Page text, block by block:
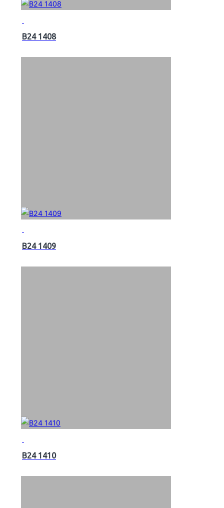
B24 1408
B24 1409
B24 1410